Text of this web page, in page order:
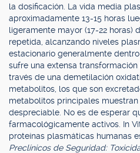
la dosificación. La vida media
aproximadamente 13-15 horas
ligeramente mayor (17-22 horas)
repetida, alcanzando niveles
estacionario generalmente
sufre una extensa
través de una demetilación
metabolitos, los que son
metabolitos principales
despreciable. No es de esperar
farmacológicamente activos. In
proteínas plasmáticas humanas
Preclínicos de Seguridad: